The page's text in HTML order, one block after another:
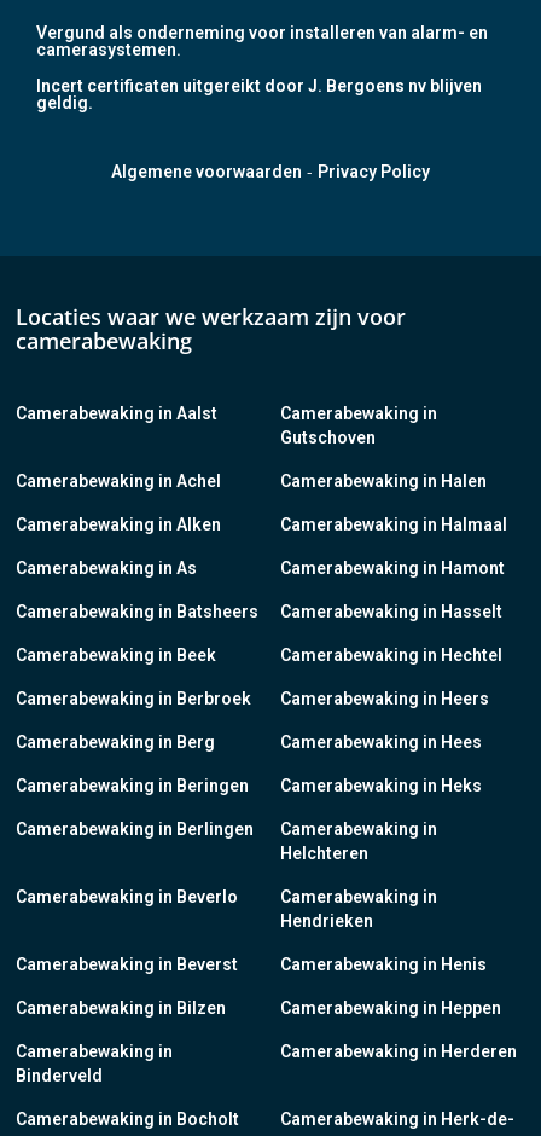
Vergund als onderneming voor installeren van alarm- en
camerasystemen.
Incert certificaten uitgereikt door J. Bergoens nv blijven
geldig.
Algemene voorwaarden - Privacy Policy
Locaties waar we werkzaam zijn voor
camerabewaking
Camerabewaking in Aalst
Camerabewaking in Achel
Camerabewaking in Alken
Camerabewaking in As
Camerabewaking in Batsheers
Camerabewaking in Beek
Camerabewaking in Berbroek
Camerabewaking in Berg
Camerabewaking in Beringen
Camerabewaking in Berlingen
Camerabewaking in Beverlo
Camerabewaking in Beverst
Camerabewaking in Bilzen
Camerabewaking in
Binderveld
Camerabewaking in Bocholt
Camerabewaking in
Gutschoven
Camerabewaking in Halen
Camerabewaking in Halmaal
Camerabewaking in Hamont
Camerabewaking in Hasselt
Camerabewaking in Hechtel
Camerabewaking in Heers
Camerabewaking in Hees
Camerabewaking in Heks
Camerabewaking in
Helchteren
Camerabewaking in
Hendrieken
Camerabewaking in Henis
Camerabewaking in Heppen
Camerabewaking in Herderen
Camerabewaking in Herk-de-